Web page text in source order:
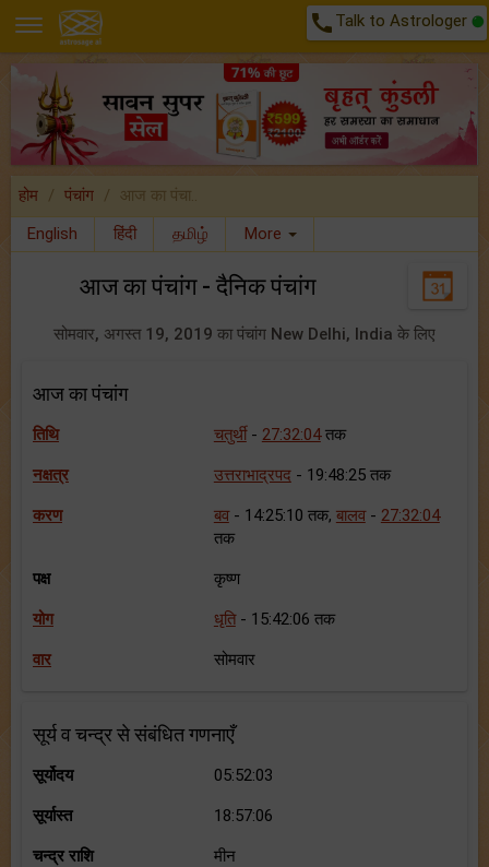
call Talk to Astrologer
होम पंचांग
आज का पंचा..
English
हिंदी தமிழ் More
आज का पंचांग - दैनिक पंचांग
सोमवार, अगस्त 19, 2019 का पंचांग New Delhi, India के लिए
आज का पंचांग
तिथि चतुर्थी- 27:32:04तक
नक्षत्र उत्तराभाद्रपद- 19:48:25 तक
करण बव- 14:25:10 तक, बालव- 27:32:04
तक
पक्ष कृष्ण
योग धृति- 15:42:06 तक
वार सोमवार
सूर्य व चन्द्र से संबंधित गणनाएँ
सूर्योदय 05:52:03
सूर्यास्त 18:57:06
चन्द्र राशि मीन